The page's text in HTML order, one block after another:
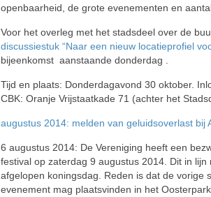
openbaarheid, de grote evenementen en
Voor het overleg met het stadsdeel over de
discussiestuk “Naar een nieuw locatieprofiel
bijeenkomst aanstaande donderdag .
Tijd en plaats: Donderdagavond 30 oktober.
CBK: Oranje Vrijstaatkade 71 (achter het
augustus 2014: melden van geluidsoverlast bij
6 augustus 2014: De Vereniging heeft een
festival op zaterdag 9 augustus 2014. Dit in
afgelopen koningsdag. Reden is dat de vorige
evenement mag plaatsvinden in het